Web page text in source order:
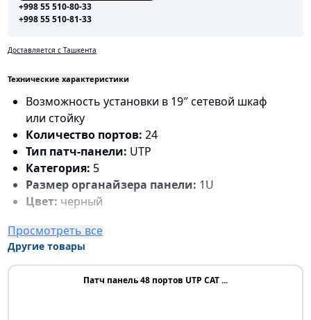
+998 55 510-80-33
+998 55 510-81-33
Доставляется с Ташкента
Технические характеристики
Возможность установки в 19″ сетевой шкаф
или стойку
Количество портов:24
Тип патч-панели: UTP
Категория: 5
Размер органайзера панели: 1U
Цвет: черный
Просмотреть все
Другие товары
Патч панель 48 портов UTP CAT ...